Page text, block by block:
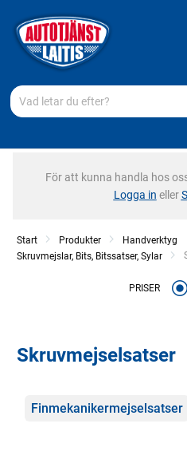
För att kunna handla hos
Logga in eller
Start Produkter
Handverktyg
Skruvmejslar, Bits, Bitssatser, Sylar
PRISER
Skruvmejselsatser
Kategorier
Finmekanikermejselsatser